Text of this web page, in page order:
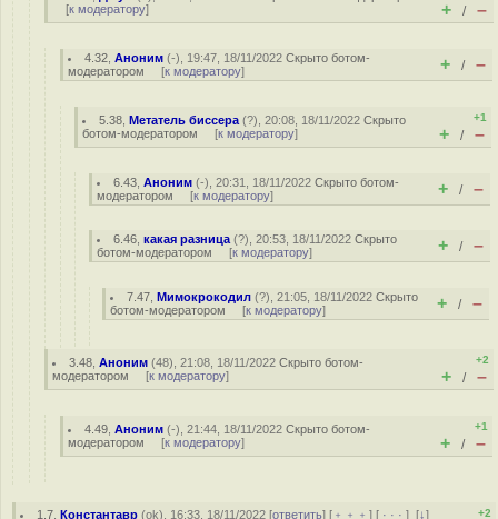
[к модератору] + / –
4.32 ,Аноним (-), 19:47, 18/11/2022Скрыто ботом-
модератором [к модератору] + / –
5.38 ,Метатель биссера (?), 20:08, 18/11/2022Скрыто
ботом-модератором [к модератору]
+1
+ / –
6.43 ,Аноним (-), 20:31, 18/11/2022Скрыто ботом-
модератором [к модератору] + / –
6.46 ,какая разница (?), 20:53, 18/11/2022Скрыто
ботом-модератором [к модератору] + / –
7.47 ,Мимокрокодил (?), 21:05, 18/11/2022Скрыто
ботом-модератором [к модератору] + / –
3.48 ,Аноним (48), 21:08, 18/11/2022Скрыто ботом-
модератором [к модератору]
+2
+ / –
4.49 ,Аноним (-), 21:44, 18/11/2022Скрыто ботом-
модератором [к модератору]
+1
+ / –
1.7 ,Константавр (ok), 16:33, 18/11/2022 [ответить] [ ﹢﹢﹢] [ · · ·][↓]
+2